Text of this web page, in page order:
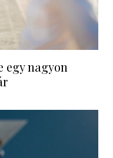
egy nagyon